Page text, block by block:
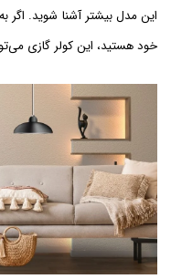
این مدل بیشتر آشنا شوید. اگر
خود هستید، این کولر گازی